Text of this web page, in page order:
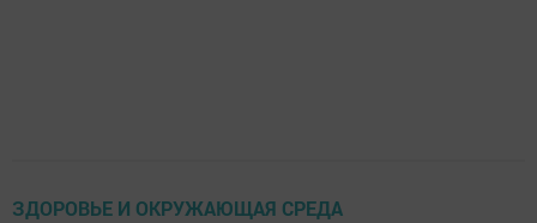
ЗДОРОВЬЕ И ОКРУЖАЮЩАЯ СРЕДА